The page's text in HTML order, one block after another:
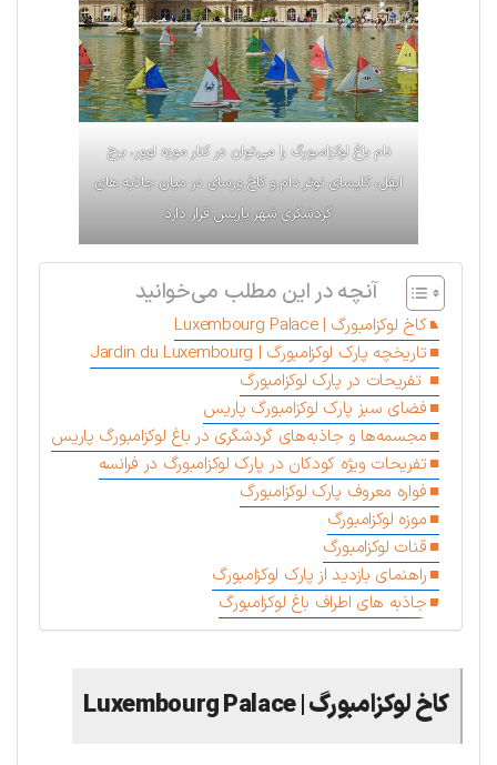
نام باغ لوکزامبورگ را می‌توان در کنار موزه لوور، برج
ایفل، کلیسای نوتر دام و کاخ ورسای در میان جاذبه های
گردشگری شهر پاریس قرار دارد
آنچه در این مطلب می‌خوانید
کاخ لوکزامبورگ | Luxembourg Palace
تاریخچه پارک لوکزامبورگ | Jardin du Luxembourg
تفریحات در پارک لوکزامبورگ
فضای سبز پارک لوکزامبورگ پاریس
مجسمه‌ها و جاذبه‌های گردشگری در باغ لوکزامبورگ پاریس
تفریحات ویژه کودکان در پارک لوکزامبورگ در فرانسه
فواره معروف پارک لوکزامبورگ
موزه لوکزامبورگ
قنات لوکزامبورگ
راهنمای بازدید از پارک لوکزامبورگ
جاذبه های اطراف باغ لوکزامبورگ
کاخ لوکزامبورگ | Luxembourg Palace